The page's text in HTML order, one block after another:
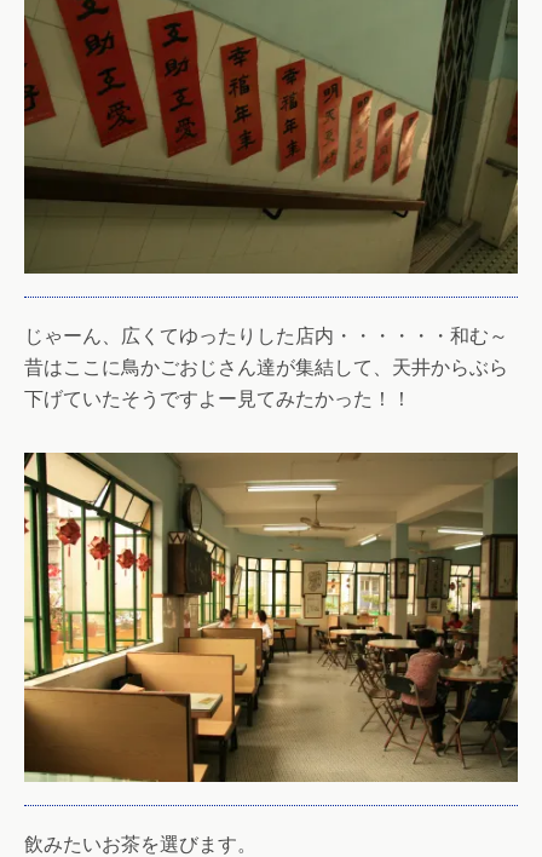
じゃーん、広くてゆったりした店内・・・・・・和む～
昔はここに鳥かごおじさん達が集結して、天井からぶら
下げていたそうですよー見てみたかった！！
飲みたいお茶を選びます。